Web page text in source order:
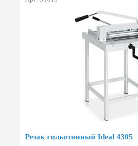
Резак гильотинный Ideal 4305